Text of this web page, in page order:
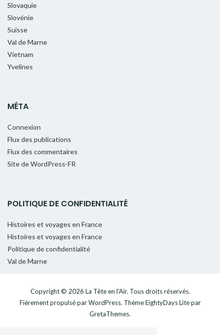
Slovaquie
Slovénie
Suisse
Val de Marne
Vietnam
Yvelines
MÉTA
Connexion
Flux des publications
Flux des commentaires
Site de WordPress-FR
POLITIQUE DE CONFIDENTIALITÉ
Histoires et voyages en France
Histoires et voyages en France
Politique de confidentialité
Val de Marne
Copyright © 2026 La Tête en l'Air. Tous droits réservés.
Fièrement propulsé parWordPress. ThèmeEightyDays Litepar
GretaThemes.